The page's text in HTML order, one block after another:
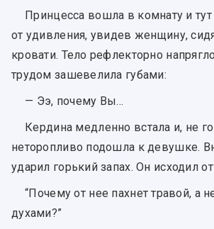
Принцесса вошла в комнату и
от удивления, увидев женщину,
кровати. Тело рефлекторно
трудом зашевелила губами:
— Ээ, почему Вы...
Кердина медленно встала и, не
неторопливо подошла к девушке.
ударил горький запах. Он исходил
“Почему от нее пахнет травой, а
духами?”